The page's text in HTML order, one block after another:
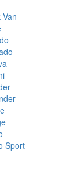
Van
Sport